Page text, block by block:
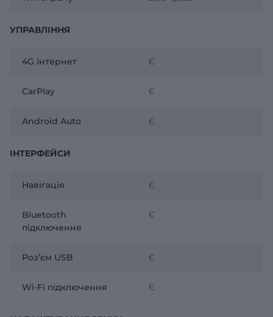
УПРАВЛІННЯ
4G інтернет Є
CarPlay Є
Android Auto Є
ІНТЕРФЕЙСИ
Навігація Є
Bluetooth
підключення
Є
Розʼєм USB Є
Wi-Fi підключення Є